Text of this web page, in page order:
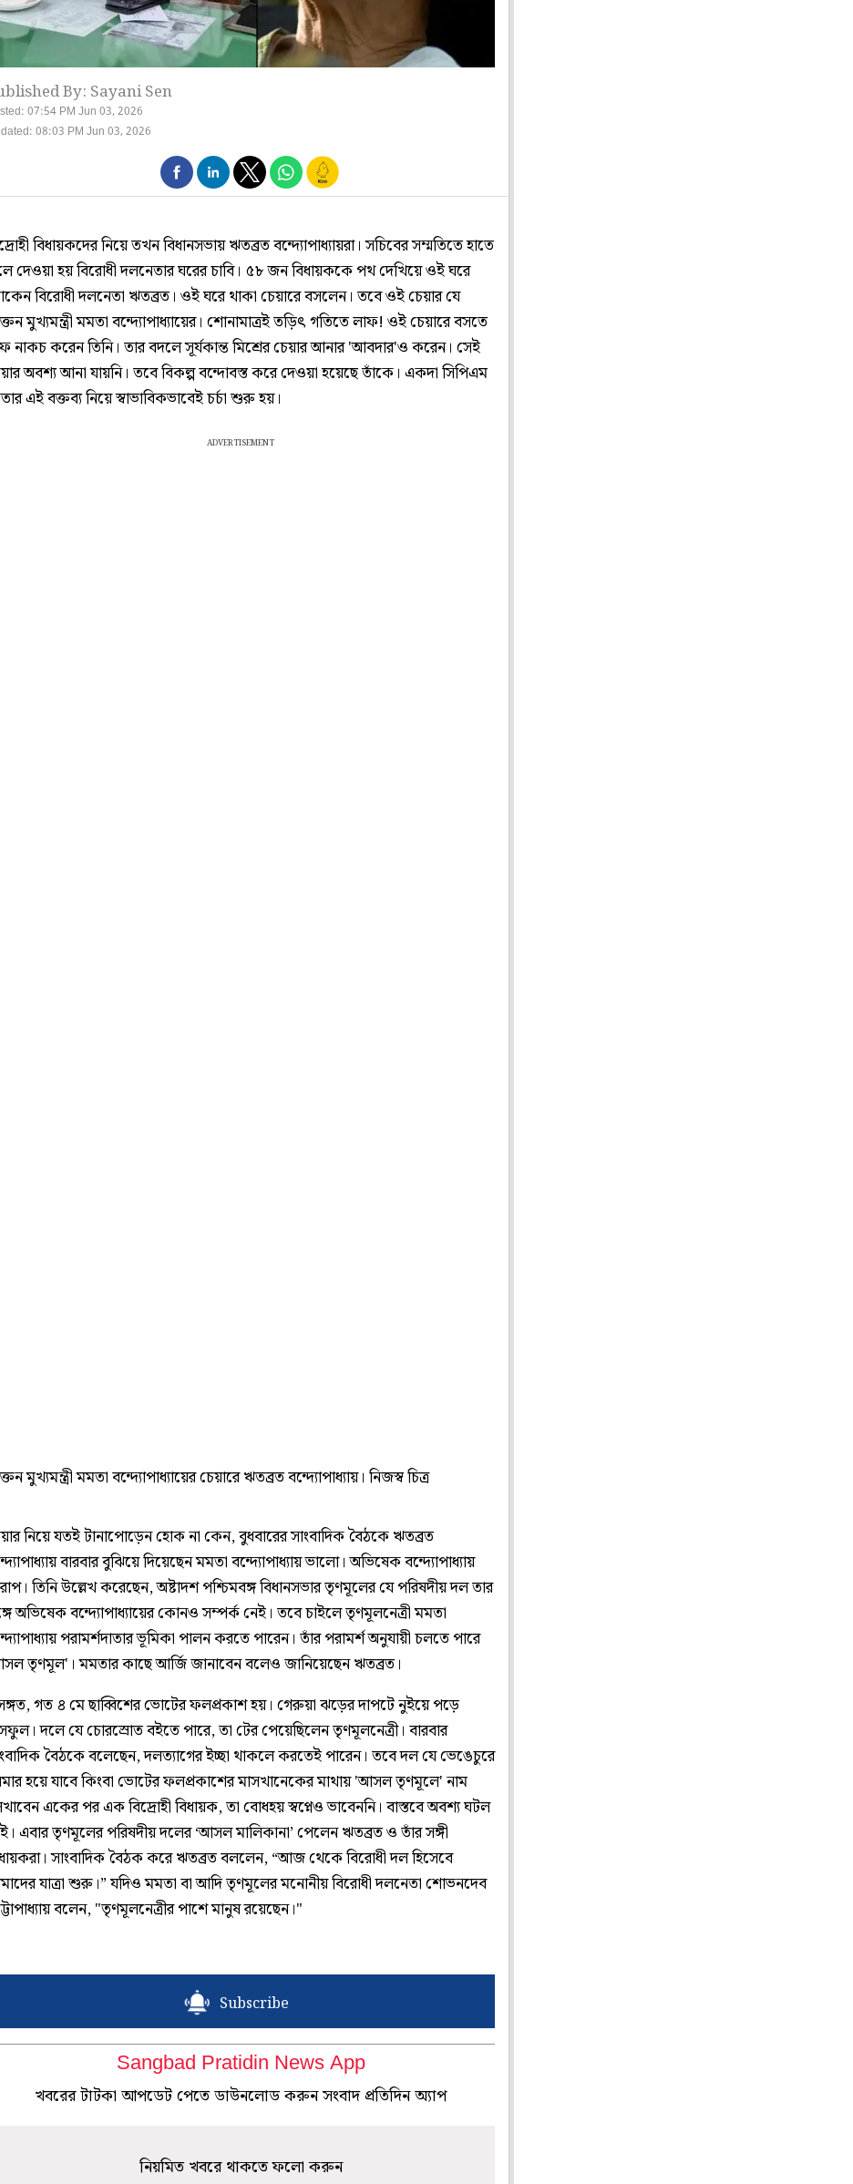
By: Sayani Sen
07:54 PM Jun 03, 2026
08:03 PM Jun 03, 2026
বিধায়কদের নিয়ে তখন বিধানসভায় ঋতব্রত বন্দ্যোপাধ্যায়রা। সচিবের সম্মতিতে হাতে
দেওয়া হয় বিরোধী দলনেতার ঘরের চাবি। ৫৮ জন বিধায়ককে পথ দেখিয়ে ওই ঘরে
বিরোধী দলনেতা ঋতব্রত। ওই ঘরে থাকা চেয়ারে বসলেন। তবে ওই চেয়ার যে
মুখ্যমন্ত্রী মমতা বন্দ্যোপাধ্যায়ের। শোনামাত্রই তড়িৎ গতিতে লাফ! ওই চেয়ারে বসতে
নাকচ করেন তিনি। তার বদলে সূর্যকান্ত মিশ্রের চেয়ার আনার 'আবদার'ও করেন। সেই
অবশ্য আনা যায়নি। তবে বিকল্প বন্দোবস্ত করে দেওয়া হয়েছে তাঁকে। একদা সিপিএম
এই বক্তব্য নিয়ে স্বাভাবিকভাবেই চর্চা শুরু হয়।
ADVERTISEMENT
মুখ্যমন্ত্রী মমতা বন্দ্যোপাধ্যায়ের চেয়ারে ঋতব্রত বন্দ্যোপাধ্যায়। নিজস্ব চিত্র
নিয়ে যতই টানাপোড়েন হোক না কেন, বুধবারের সাংবাদিক বৈঠকে ঋতব্রত
বারবার বুঝিয়ে দিয়েছেন মমতা বন্দ্যোপাধ্যায় ভালো। অভিষেক বন্দ্যোপাধ্যায়
তিনি উল্লেখ করেছেন, অষ্টাদশ পশ্চিমবঙ্গ বিধানসভার তৃণমূলের যে পরিষদীয় দল তার
অভিষেক বন্দ্যোপাধ্যায়ের কোনও সম্পর্ক নেই। তবে চাইলে তৃণমূলনেত্রী মমতা
পরামর্শদাতার ভূমিকা পালন করতে পারেন। তাঁর পরামর্শ অনুযায়ী চলতে পারে
তৃণমূল'। মমতার কাছে আর্জি জানাবেন বলেও জানিয়েছেন ঋতব্রত।
গত ৪ মে ছাব্বিশের ভোটের ফলপ্রকাশ হয়। গেরুয়া ঝড়ের দাপটে নুইয়ে পড়ে
দলে যে চোরস্রোত বইতে পারে, তা টের পেয়েছিলেন তৃণমূলনেত্রী। বারবার
বৈঠকে বলেছেন, দলত্যাগের ইচ্ছা থাকলে করতেই পারেন। তবে দল যে ভেঙেচুরে
হয়ে যাবে কিংবা ভোটের ফলপ্রকাশের মাসখানেকের মাথায় 'আসল তৃণমূলে' নাম
একের পর এক বিদ্রোহী বিধায়ক, তা বোধহয় স্বপ্নেও ভাবেননি। বাস্তবে অবশ্য ঘটল
এবার তৃণমূলের পরিষদীয় দলের ‘আসল মালিকানা’ পেলেন ঋতব্রত ও তাঁর সঙ্গী
সাংবাদিক বৈঠক করে ঋতব্রত বললেন, “আজ থেকে বিরোধী দল হিসেবে
যাত্রা শুরু।” যদিও মমতা বা আদি তৃণমূলের মনোনীয় বিরোধী দলনেতা শোভনদেব
বলেন, "তৃণমূলনেত্রীর পাশে মানুষ রয়েছেন।"
Subscribe
Sangbad Pratidin News App
খবরের টাটকা আপডেট পেতে ডাউনলোড করুন সংবাদ প্রতিদিন অ্যাপ
নিয়মিত খবরে থাকতে ফলো করুন